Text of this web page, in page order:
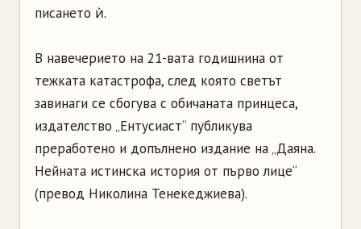
писането ѝ.
В навечерието на 21-вата годишнина от
тежката катастрофа, след която светът
завинаги се сбогува с обичаната принцеса,
издателство „Ентусиаст“ публикува
преработено и допълнено издание на „Даяна.
Нейната истинска история от първо лице“
(превод Николина Тенекеджиева).